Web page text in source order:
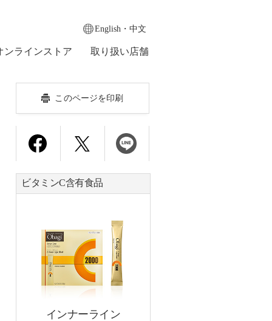
English・中文
ンラインストア 取り扱い店舗
このページを印刷
ビタミンC含有食品
インナーライン